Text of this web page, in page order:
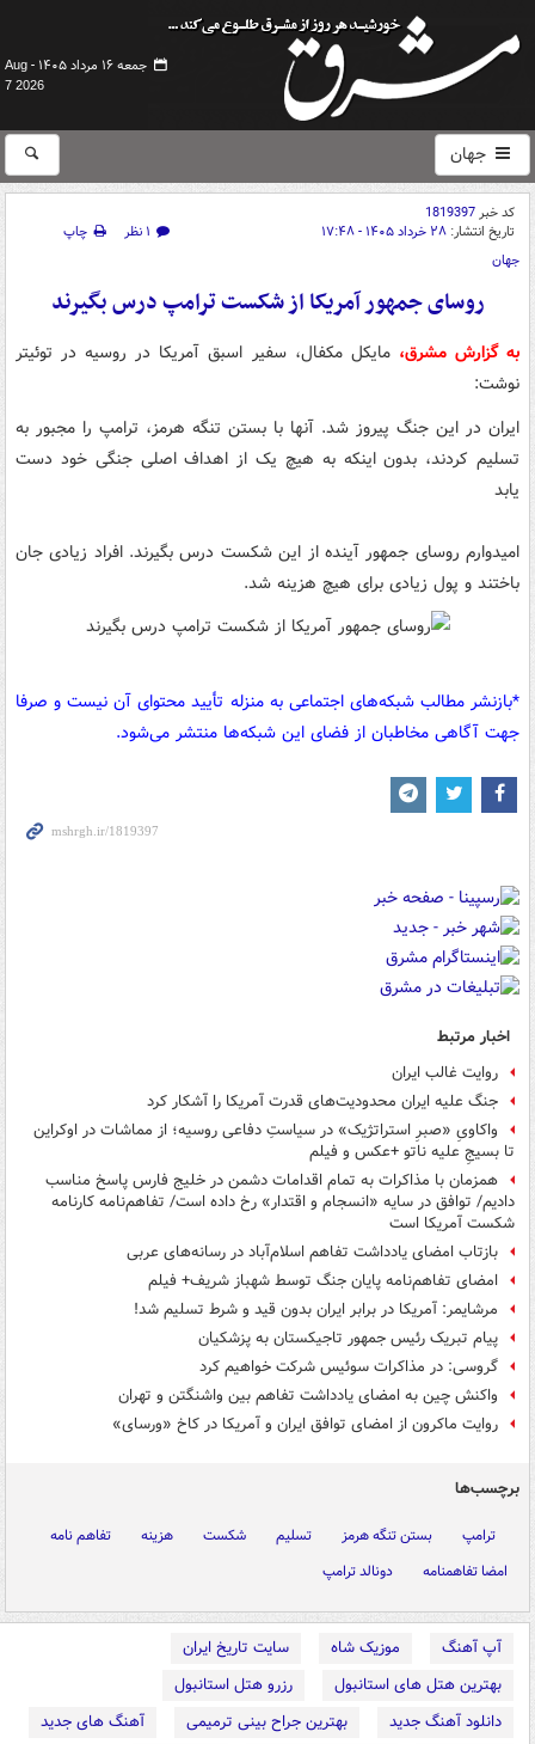
جمعه ۱۶ مرداد ۱۴۰۵ -
Aug
7 2026
جهان
کد خبر1819397
تاریخ انتشار: ۲۸ خرداد ۱۴۰۵ - ۱۷:۴۸ ۱ نظر
چاپ
جهان
روسای جمهور آمریکا از شکست ترامپ درس بگیرند
به گزارش مشرق،مایکل‌ مکفال، سفیر اسبق آمریکا در روسیه در توئیتر
نوشت:
ایران در این جنگ پیروز شد. آنها با بستن تنگه هرمز، ترامپ را مجبور به
تسلیم کردند، بدون اینکه به هیچ یک از اهداف اصلی جنگی خود دست
یابد
امیدوارم روسای جمهور آینده از این شکست درس بگیرند. افراد زیادی جان
باختند و پول زیادی برای هیچ هزینه شد.
*بازنشر مطالب شبکه‌های اجتماعی به منزله تأیید محتوای آن نیست و صرفا
جهت آگاهی مخاطبان از فضای این شبکه‌ها منتشر می‌شود.
اخبار مرتبط
روایت غالب ایران
جنگ علیه ایران محدودیت‌های قدرت آمریکا را آشکار کرد
واکاویِ «صبرِ استراتژیک» در سیاستِ دفاعی روسیه؛ از مماشات در اوکراین
تا بسیجِ علیه ناتو +عکس و فیلم
همزمان با مذاکرات به تمام اقدامات دشمن در خلیج فارس پاسخ مناسب
دادیم/ توافق در سایه «انسجام و اقتدار» رخ داده است/ تفاهم‌نامه کارنامه
شکست آمریکا است
بازتاب امضای یادداشت تفاهم اسلام‌آباد در رسانه‌های عربی
امضای تفاهم‌نامه پایان جنگ توسط شهباز شریف+ فیلم
مرشایمر: آمریکا در برابر ایران بدون قید و شرط تسلیم شد!
پیام تبریک رئیس جمهور تاجیکستان به پزشکیان
گروسی: در مذاکرات سوئیس شرکت خواهیم کرد
واکنش چین به امضای یادداشت تفاهم بین واشنگتن و تهران
روایت ماکرون از امضای توافق ایران و آمریکا در کاخ «ورسای»
برچسب‌ها
ترامپ بستن تنگه هرمز تسلیم شکست هزینه
تفاهم نامه
امضا تفاهمنامه
دونالد ترامپ
آپ آهنگ موزیک شاه
سایت تاریخ ایران
بهترین هتل های استانبول
رزرو هتل استانبول
دانلود آهنگ جدید
بهترین جراح بینی ترمیمی
آهنگ های جدید